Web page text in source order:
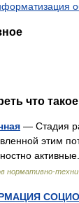
что
— Стадия
этим
нормативно-